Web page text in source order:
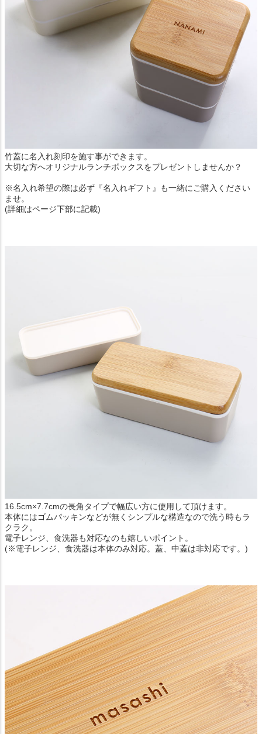
竹蓋に名入れ刻印を施す事ができます。
大切な方へオリジナルランチボックスをプレゼントしませんか？
※名入れ希望の際は必ず『名入れギフト』も一緒にご購入ください
ませ。
(詳細はページ下部に記載)
16.5cm×7.7cmの長角タイプで幅広い方に使用して頂けます。
本体にはゴムパッキンなどが無くシンプルな構造なので洗う時もラ
クラク。
電子レンジ、食洗器も対応なのも嬉しいポイント。
(※電子レンジ、食洗器は本体のみ対応。蓋、中蓋は非対応です。)